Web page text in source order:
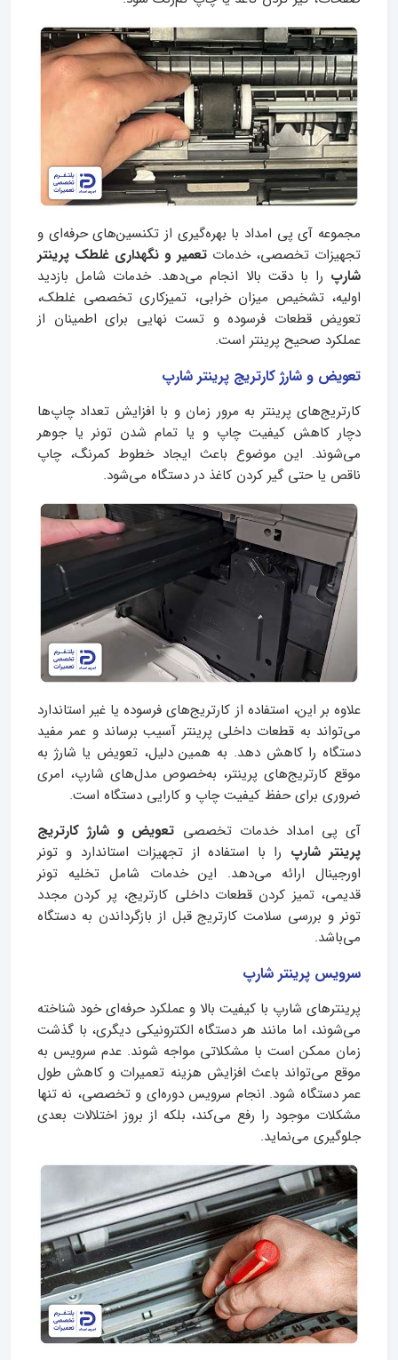
مجموعه آی‌ پی امداد با بهره‌گیری از تکنسین‌های حرفه‌ای و
تجهیزات تخصصی، خدمات تعمیر و نگهداری غلطک پرینتر
شارپ را با دقت بالا انجام می‌دهد. خدمات شامل بازدید
اولیه، تشخیص میزان خرابی، تمیزکاری تخصصی غلطک،
تعویض قطعات فرسوده و تست نهایی برای اطمینان از
عملکرد صحیح پرینتر است.
تعویض و شارژ کارتریج پرینتر شارپ
کارتریج‌های پرینتر به مرور زمان و با افزایش تعداد چاپ‌ها
دچار کاهش کیفیت چاپ و یا تمام شدن تونر یا جوهر
می‌شوند. این موضوع باعث ایجاد خطوط کمرنگ، چاپ
ناقص یا حتی گیر کردن کاغذ در دستگاه می‌شود.
علاوه بر این، استفاده از کارتریج‌های فرسوده یا غیر استاندارد
می‌تواند به قطعات داخلی پرینتر آسیب برساند و عمر مفید
دستگاه را کاهش دهد. به همین دلیل، تعویض یا شارژ به
موقع کارتریج‌های پرینتر، به‌خصوص مدل‌های شارپ، امری
ضروری برای حفظ کیفیت چاپ و کارایی دستگاه است.
آی پی امداد خدمات تخصصی تعویض و شارژ کارتریج
پرینتر شارپ را با استفاده از تجهیزات استاندارد و تونر
اورجینال ارائه می‌دهد. این خدمات شامل تخلیه تونر
قدیمی، تمیز کردن قطعات داخلی کارتریج، پر کردن مجدد
تونر و بررسی سلامت کارتریج قبل از بازگرداندن به دستگاه
می‌باشد.
سرویس پرینتر شارپ
پرینترهای شارپ با کیفیت بالا و عملکرد حرفه‌ای خود شناخته
می‌شوند، اما مانند هر دستگاه الکترونیکی دیگری، با گذشت
زمان ممکن است با مشکلاتی مواجه شوند. عدم سرویس به
موقع می‌تواند باعث افزایش هزینه تعمیرات و کاهش طول
عمر دستگاه شود. انجام سرویس دوره‌ای و تخصصی، نه تنها
مشکلات موجود را رفع می‌کند، بلکه از بروز اختلالات بعدی
جلوگیری می‌نماید.